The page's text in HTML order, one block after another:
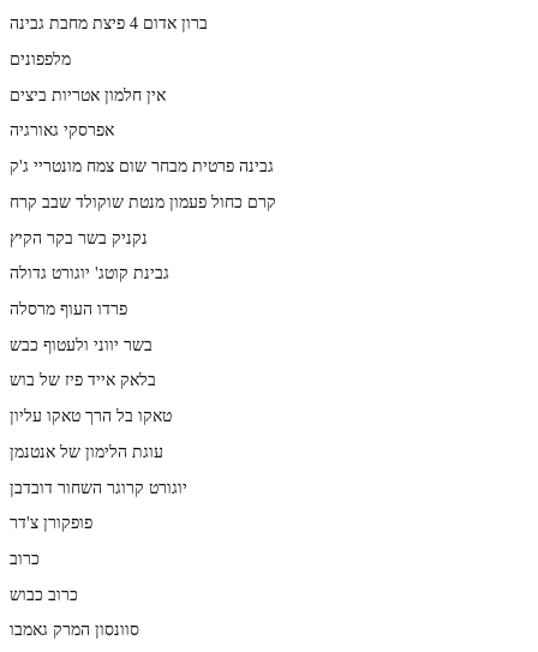
ברון אדום 4 פיצת מחבת גבינה
מלפפונים
אין חלמון אטריות ביצים
אפרסקי גאורגיה
גבינה פרטית מבחר שום צמח מונטריי ג'ק
קרם כחול פעמון מנטת שוקולד שבב קרח
נקניק בשר בקר הקיץ
גבינת קוטג' יוגורט גדולה
פרדו העוף מרסלה
בשר יווני ולעטוף כבש
בלאק אייד פיז של בוש
טאקו בל הרך טאקו עליון
עוגת הלימון של אנטנמן
יוגורט קרוגר השחור דובדבן
פופקורן צ'דר
כרוב
כרוב כבוש
סוונסון המרק גאמבו